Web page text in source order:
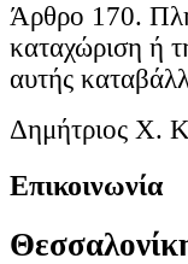
Άρθρο 170.
καταχώριση ή
αυτής
Δημήτριος Χ.
Επικοινωνία